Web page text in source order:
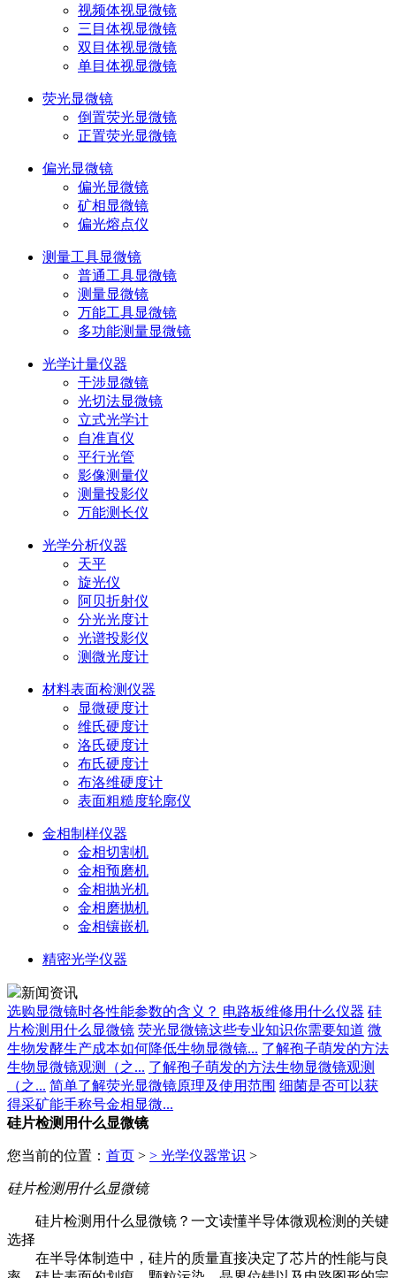
视频体视显微镜
三目体视显微镜
双目体视显微镜
单目体视显微镜
荧光显微镜
倒置荧光显微镜
正置荧光显微镜
偏光显微镜
偏光显微镜
矿相显微镜
偏光熔点仪
测量工具显微镜
普通工具显微镜
测量显微镜
万能工具显微镜
多功能测量显微镜
光学计量仪器
干涉显微镜
光切法显微镜
立式光学计
自准直仪
平行光管
影像测量仪
测量投影仪
万能测长仪
光学分析仪器
天平
旋光仪
阿贝折射仪
分光光度计
光谱投影仪
测微光度计
材料表面检测仪器
显微硬度计
维氏硬度计
洛氏硬度计
布氏硬度计
布洛维硬度计
表面粗糙度轮廓仪
金相制样仪器
金相切割机
金相预磨机
金相抛光机
金相磨抛机
金相镶嵌机
精密光学仪器
新闻资讯
选购显微镜时各性能参数的含义？ 电路板维修用什么仪器 硅
片检测用什么显微镜 荧光显微镜这些专业知识你需要知道 微
生物发酵生产成本如何降低生物显微镜... 了解孢子萌发的方法
生物显微镜观测（之... 了解孢子萌发的方法生物显微镜观测
（之... 简单了解荧光显微镜原理及使用范围 细菌是否可以获
得采矿能手称号金相显微...
硅片检测用什么显微镜
您当前的位置： 首页 > > 光学仪器常识 >
硅片检测用什么显微镜
硅片检测用什么显微镜？一文读懂半导体微观检测的关键
选择
在半导体制造中，硅片的质量直接决定了芯片的性能与良